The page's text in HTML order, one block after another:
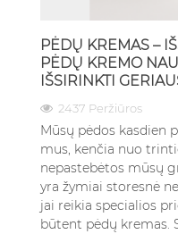
PĖDŲ KREMAS –
PĖDŲ KREMO
IŠSIRINKTI
2437 Peržiūros
Mūsų pėdos kasdien
mus, kenčia nuo
nepastebėtos mūsų
yra žymiai storesnė
jai reikia specialios
būtent pėdų kremas.